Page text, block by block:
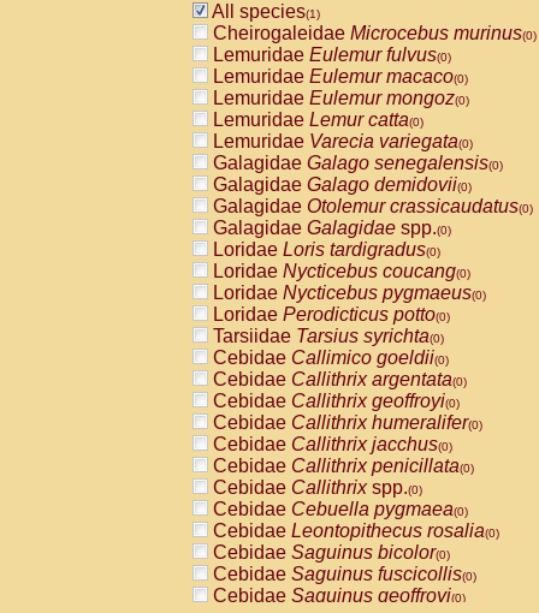
All species(1)
Cheirogaleidae Microcebus murinus(0)
Lemuridae Eulemur fulvus(0)
Lemuridae Eulemur macaco(0)
Lemuridae Eulemur mongoz(0)
Lemuridae Lemur catta(0)
Lemuridae Varecia variegata(0)
Galagidae Galago senegalensis(0)
Galagidae Galago demidovii(0)
Galagidae Otolemur crassicaudatus(0)
Galagidae Galagidae spp.(0)
Loridae Loris tardigradus(0)
Loridae Nycticebus coucang(0)
Loridae Nycticebus pygmaeus(0)
Loridae Perodicticus potto(0)
Tarsiidae Tarsius syrichta(0)
Cebidae Callimico goeldii(0)
Cebidae Callithrix argentata(0)
Cebidae Callithrix geoffroyi(0)
Cebidae Callithrix humeralifer(0)
Cebidae Callithrix jacchus(0)
Cebidae Callithrix penicillata(0)
Cebidae Callithrixspp.(0)
Cebidae Cebuella pygmaea(0)
Cebidae Leontopithecus rosalia(0)
Cebidae Saguinus bicolor(0)
Cebidae Saguinus fuscicollis(0)
Cebidae Saguinus geoffroyi(0)